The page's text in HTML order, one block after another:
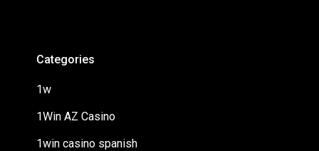
Categories
1w
1Win AZ Casino
1win casino spanish